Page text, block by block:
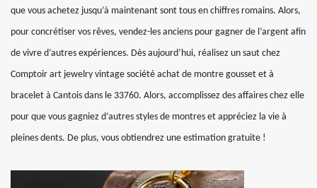
que vous achetez jusqu’à maintenant sont tous en chiffres romains. Alors,
pour concrétiser vos rêves, vendez-les anciens pour gagner de l’argent afin
de vivre d’autres expériences. Dès aujourd’hui, réalisez un saut chez
Comptoir art jewelry vintage société achat de montre gousset et à
bracelet à Cantois dans le 33760. Alors, accomplissez des affaires chez elle
pour que vous gagniez d’autres styles de montres et appréciez la vie à
pleines dents. De plus, vous obtiendrez une estimation gratuite !